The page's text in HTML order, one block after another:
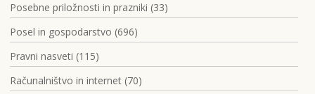
Posebne priložnosti in prazniki (33)
Posel in gospodarstvo (696)
Pravni nasveti (115)
Računalništvo in internet (70)